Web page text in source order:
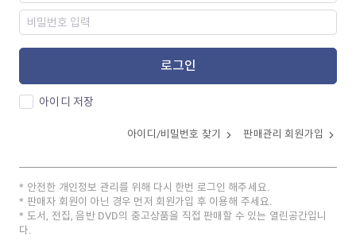
로그인
아이디 저장
아이디/비밀번호 찾기 판매관리 회원가입
안전한 개인정보 관리를 위해 다시 한번 로그인 해주세요.
판매자 회원이 아닌 경우 먼저 회원가입 후 이용해 주세요.
도서, 전집, 음반 DVD의 중고상품을 직접 판매할 수 있는 열린공간입니
다.